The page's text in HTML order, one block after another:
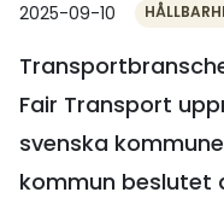
2025-09-10
Fair Transport
svenska
kommun beslutet